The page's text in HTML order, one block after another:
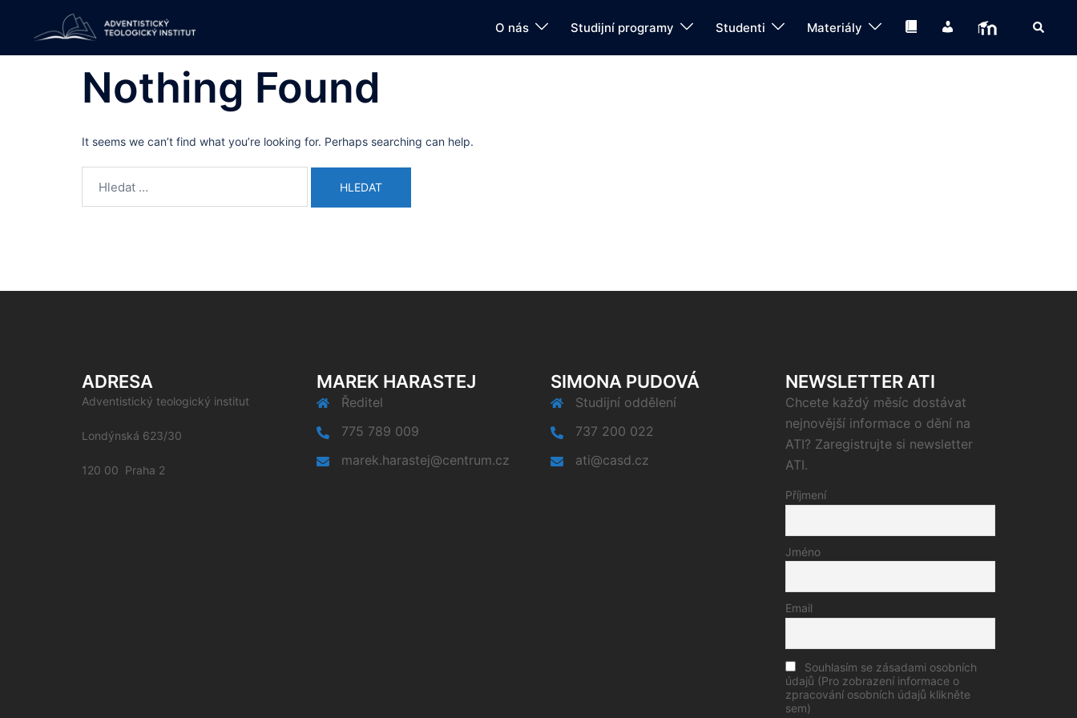
O nás Studijní programy Studenti Materiály Knihovna MoodleSearch
Nothing Found
It seems we can’t find what you’re looking for. Perhaps searching can help.
ADRESA
Adventistický teologický institut
Londýnská 623/30
120 00 Praha 2
MAREK HARASTEJ
Ředitel
775 789 009
marek.harastej@centrum.cz
SIMONA PUDOVÁ
Studijní oddělení
737 200 022
ati@casd.cz
NEWSLETTER ATI
Chcete každý měsíc dostávat
nejnovější informace o dění na
ATI? Zaregistrujte si newsletter
ATI.
Příjmení
Jméno
Email
Souhlasím se zásadami osobních
údajů (Pro zobrazení informace o
zpracování osobních údajů klikněte
sem)